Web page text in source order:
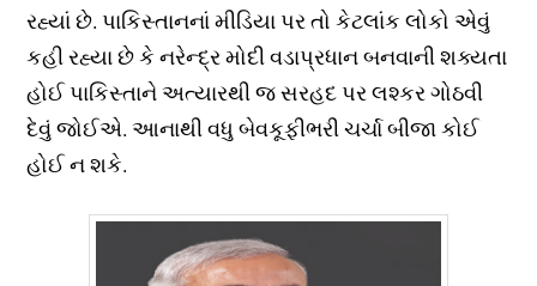
રહ્યાં છે. પાકિસ્તાનનાં મીડિયા પર તો કેટલાંક લોકો એવું
કહી રહ્યા છે કે નરેન્દ્ર મોદી વડાપ્રધાન બનવાની શક્યતા
હોઈ પાકિસ્તાને અત્યારથી જ સરહદ પર લશ્કર ગોઠવી
દેવું જોઈએ. આનાથી વધુ બેવકૂફીભરી ચર્ચા બીજા કોઈ
હોઈ ન શકે.